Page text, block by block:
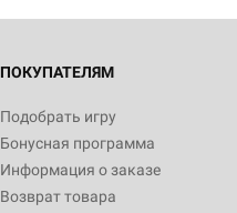
ПОКУПАТЕЛЯМ
Подобрать игру
Бонусная программа
Информация о заказе
Возврат товара